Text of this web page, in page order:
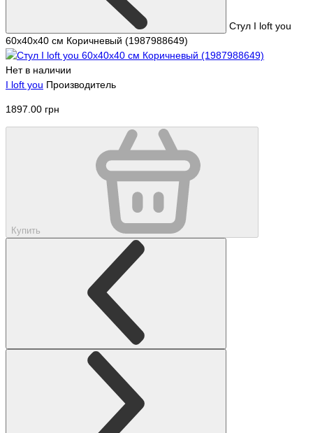
Стул I loft you
60х40х40 см Коричневый (1987988649)
Нет в наличии
I loft you Производитель
1897.00 грн
Купить